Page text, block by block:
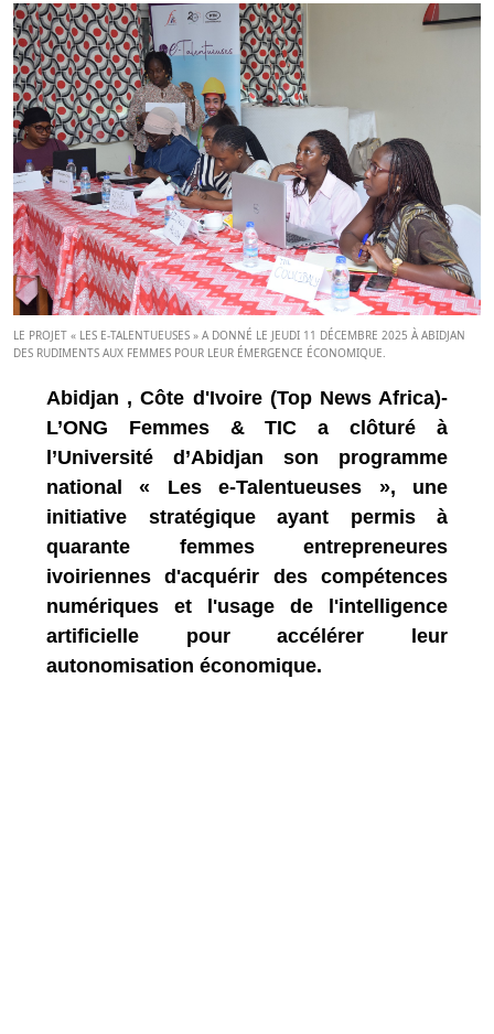
LE PROJET « LES E-TALENTUEUSES » A DONNÉ LE JEUDI 11 DÉCEMBRE 2025 À ABIDJAN
DES RUDIMENTS AUX FEMMES POUR LEUR ÉMERGENCE ÉCONOMIQUE.
Abidjan , Côte d'Ivoire (Top News Africa)-
L’ONG Femmes & TIC a clôturé à
l’Université d’Abidjan son programme
national « Les e-Talentueuses », une
initiative stratégique ayant permis à
quarante femmes entrepreneures
ivoiriennes d'acquérir des compétences
numériques et l'usage de l'intelligence
artificielle pour accélérer leur
autonomisation économique.